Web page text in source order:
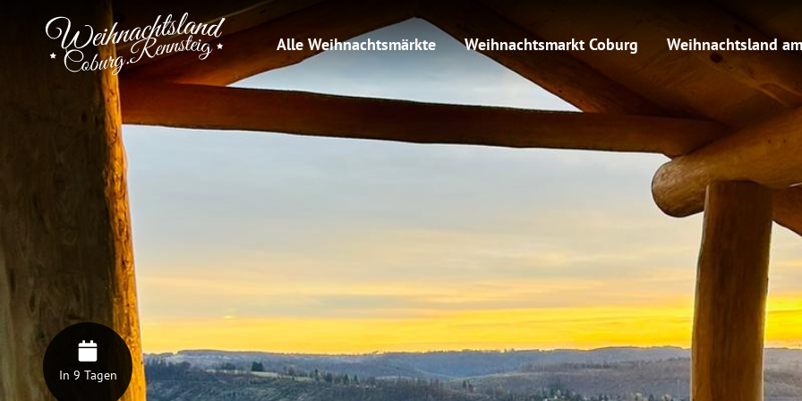
Alle Weihnachtsmärkte Weihnachtsmarkt Coburg Weihnachtsland
In 9 Tagen